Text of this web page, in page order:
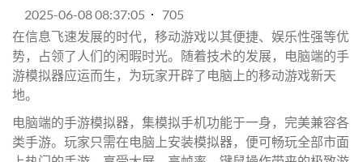
2025-06-08 08:37:05
705
在信息飞速发展的时代，移动游戏以其便捷、娱乐性强等优
势，占领了人们的闲暇时光。随着技术的发展，电脑端的手
游模拟器应运而生，为玩家开辟了电脑上的移动游戏新天
地。
电脑端的手游模拟器，集模拟手机功能于一身，完美兼容各
类手游。玩家只需在电脑上安装模拟器，便可畅玩全部市面